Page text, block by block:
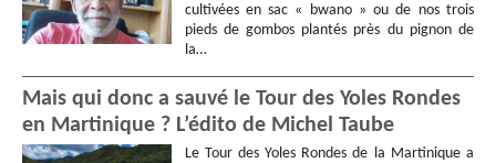
cultivées en sac « bwano » ou de nos trois
pieds de gombos plantés près du pignon de
la…
Mais qui donc a sauvé le Tour des Yoles Rondes
en Martinique ? L’édito de Michel Taube
Le Tour des Yoles Rondes de la Martinique a